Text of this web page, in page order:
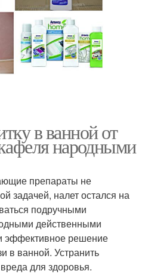
в ванной от
народными
препараты не
задачей, налет остался на
подручными
действенными
эффективное решение
в ванной. Устранить
для здоровья.